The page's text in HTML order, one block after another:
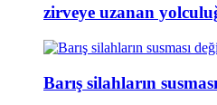
zirveye uzanan
Barış silahların